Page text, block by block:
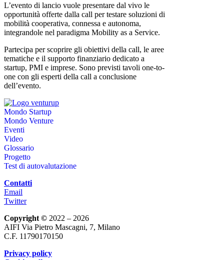
L’evento di lancio vuole presentare dal vivo le
opportunità offerte dalla call per testare soluzioni di
mobilità cooperativa, connessa e autonoma,
integrandole nel paradigma Mobility as a Service.
Partecipa per scoprire gli obiettivi della call, le aree
tematiche e il supporto finanziario dedicato a
startup, PMI e imprese. Sono previsti tavoli one-to-
one con gli esperti della call a conclusione
dell’evento.
Mondo Startup
Mondo Venture
Eventi
Video
Glossario
Progetto
Test di autovalutazione
Contatti
Email
Twitter
Copyright © 2022 – 2026
AIFI Via Pietro Mascagni, 7, Milano
C.F. 11790170150
Privacy policy